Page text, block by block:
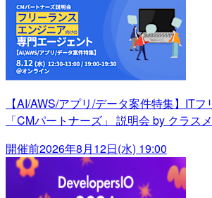
【AI/AWS/アプリ/データ案件特集】IT
「CMパートナーズ」 説明会 by クラス
開催前2026年8月12日(水) 19:00